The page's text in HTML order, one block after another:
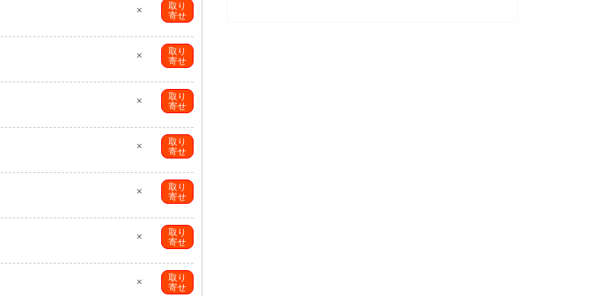
取り
寄せ
×
取り
寄せ
×
取り
寄せ
×
取り
寄せ
×
取り
寄せ
×
取り
寄せ
×
取り
寄せ
×